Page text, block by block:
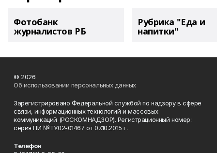
Фотобанк
журналистов РБ
Рубрика "Еда и
напитки"
© 2026
Об использовании персональных данных
Зарегистрировано Федеральной службой по надзору в сфере
связи, информационных технологий и массовых
коммуникаций (РОСКОМНАДЗОР). Регистрационный номер:
серия ПИ №ТУ02-01467 от 07.10.2015 г.
Телефон